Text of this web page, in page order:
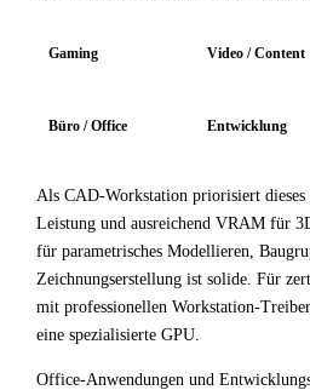
Gaming Video / Content
Büro / Office Entwicklung
Als CAD-Workstation priorisiert dieses
Leistung und ausreichend VRAM für
für parametrisches Modellieren,
Zeichnungserstellung ist solide. Für
mit professionellen Workstation-
eine spezialisierte GPU.
Office-Anwendungen und